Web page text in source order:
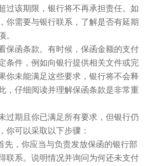
过该期限，银行将不再承担责任。如
你需要与银行联系，了解是否有延期
。
保函条款。有时候，保函金额的支付
条件，例如向银行提供相关文件或完
你未能满足这些要求，银行将不会释
，仔细阅读并理解保函条款是非常重
过期且你已满足所有要求，但银行仍
你可以采取以下步骤：
先，你应当与负责发放保函的银行部
联系。说明情况并询问为何还未支付